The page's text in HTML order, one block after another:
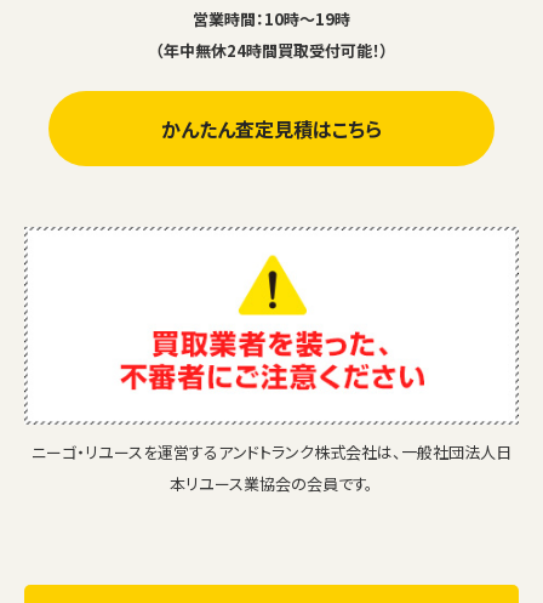
営業時間：10時～19時
（年中無休24時間買取受付可能！）
かんたん査定見積はこちら
ニーゴ・リユースを運営するアンドトランク株式会社は、一般社団法人日
本リユース業協会の会員です。